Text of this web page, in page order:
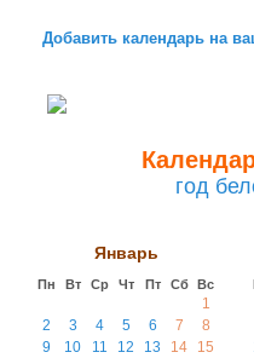
Добавить календарь на
год
Январь
Пн Вт Ср Чт Пт Сб Вс
1
2
3 4 5 6 7
8
9
10 11 12 13 14
15